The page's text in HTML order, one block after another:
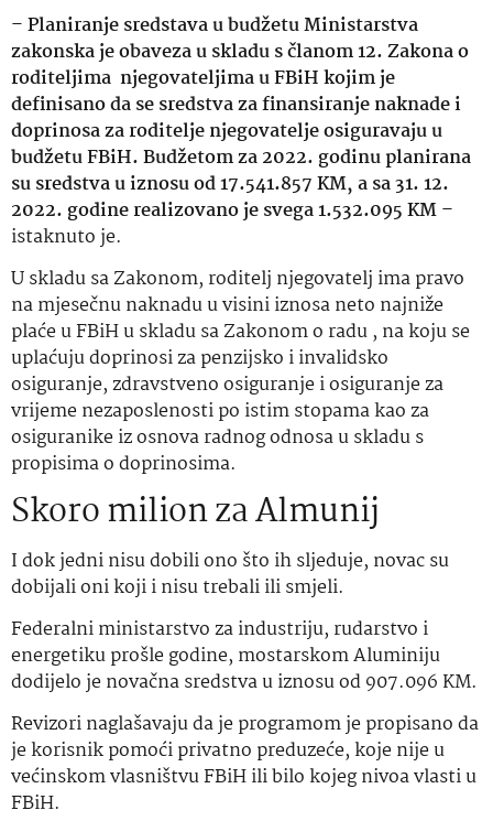
–Planiranje sredstava u budžetu Ministarstva
zakonska je obaveza u skladu s članom 12. Zakona o
roditeljima njegovateljima u FBiH kojim je
definisano da se sredstva za finansiranje naknade i
doprinosa za roditelje njegovatelje osiguravaju u
budžetu FBiH. Budžetom za 2022. godinu planirana
su sredstva u iznosu od 17.541.857 KM, a sa 31. 12.
2022. godine realizovano je svega 1.532.095 KM–
istaknuto je.
U skladu sa Zakonom, roditelj njegovatelj ima pravo
na mjesečnu naknadu u visini iznosa neto najniže
plaće u FBiH u skladu sa Zakonom o radu , na koju se
uplaćuju doprinosi za penzijsko i invalidsko
osiguranje, zdravstveno osiguranje i osiguranje za
vrijeme nezaposlenosti po istim stopama kao za
osiguranike iz osnova radnog odnosa u skladu s
propisima o doprinosima.
Skoro milion za Almunij
I dok jedni nisu dobili ono što ih sljeduje, novac su
dobijali oni koji i nisu trebali ili smjeli.
Federalni ministarstvo za industriju, rudarstvo i
energetiku prošle godine, mostarskom Aluminiju
dodijelo je novačna sredstva u iznosu od 907.096 KM.
Revizori naglašavaju da je programom je propisano da
je korisnik pomoći privatno preduzeće, koje nije u
većinskom vlasništvu FBiH ili bilo kojeg nivoa vlasti u
FBiH.